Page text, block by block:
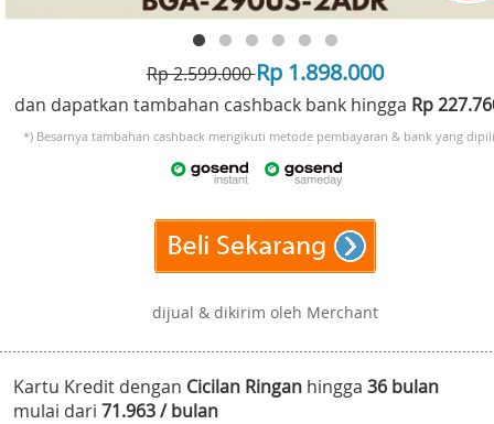
Rp 2.599.000Rp 1.898.000
dan dapatkan tambahan cashback bank hingga Rp
*) Besarnya tambahan cashback mengikuti metode pembayaran & bank yang
dijual & dikirim oleh Merchant
Kartu Kredit dengan Cicilan Ringan hingga 36 bulan
mulai dari 71.963 / bulan